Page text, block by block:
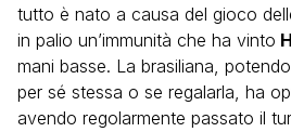
tutto è nato a causa del gioco
in palio un’immunità che ha vinto
mani basse. La brasiliana,
per sé stessa o se regalarla, ha
avendo regolarmente passato il